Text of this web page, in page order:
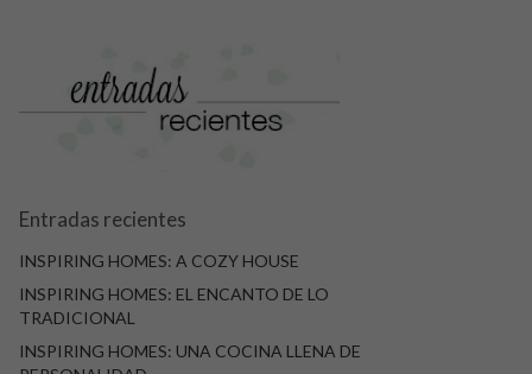
Entradas recientes
INSPIRING HOMES: A COZY HOUSE
INSPIRING HOMES: EL ENCANTO DE LO
TRADICIONAL
INSPIRING HOMES: UNA COCINA LLENA DE